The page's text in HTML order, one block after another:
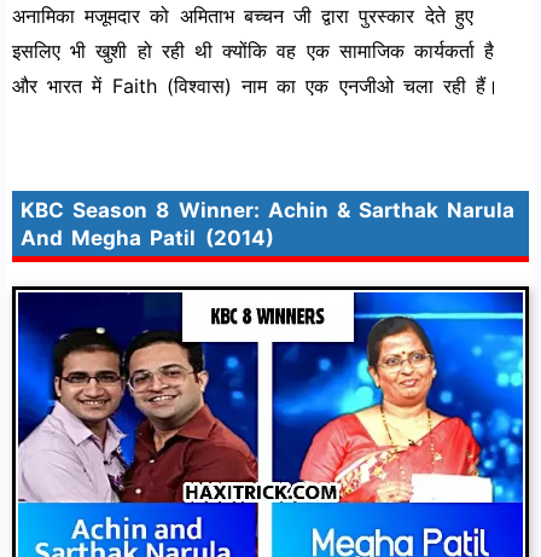
अनामिका मजूमदार को अमिताभ बच्चन जी द्वारा पुरस्कार देते हुए
इसलिए भी खुशी हो रही थी क्योंकि वह एक सामाजिक कार्यकर्ता है
और भारत में Faith (विश्वास) नाम का एक एनजीओ चला रही हैं।
KBC Season 8 Winner: Achin & Sarthak Narula
And Megha Patil (2014)